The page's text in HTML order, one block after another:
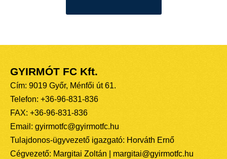
GYIRMÓT FC Kft.
Cím: 9019 Győr, Ménfői út 61.
Telefon: +36-96-831-836
FAX: +36-96-831-836
Email: gyirmotfc@gyirmotfc.hu
Tulajdonos-ügyvezető igazgató: Horváth Ernő
Cégvezető: Margitai Zoltán | margitai@gyirmotfc.hu